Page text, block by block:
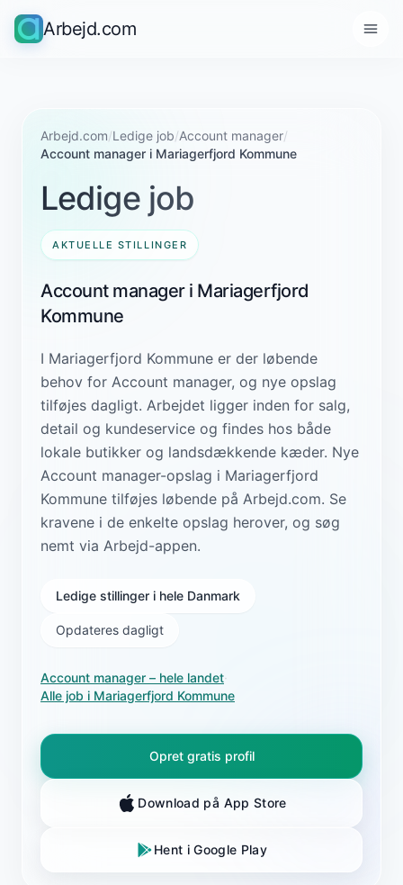
Arbejd.com
Arbejd.com/Ledige job/Account manager/
Account manager i Mariagerfjord Kommune
Ledige job
AKTUELLE STILLINGER
Account manager i Mariagerfjord
Kommune
I Mariagerfjord Kommune er der løbende
behov for Account manager, og nye opslag
tilføjes dagligt. Arbejdet ligger inden for salg,
detail og kundeservice og findes hos både
lokale butikker og landsdækkende kæder. Nye
Account manager-opslag i Mariagerfjord
Kommune tilføjes løbende på Arbejd.com. Se
kravene i de enkelte opslag herover, og søg
nemt via Arbejd-appen.
Ledige stillinger i hele Danmark
Opdateres dagligt
Account manager – hele landet·
Alle job i Mariagerfjord Kommune
Opret gratis profil
Download på App Store
Hent i Google Play